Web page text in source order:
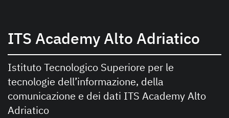
ITS Academy Alto Adriatico
Istituto Tecnologico Superiore per le
tecnologie dell’informazione, della
comunicazione e dei dati ITS Academy Alto
Adriatico